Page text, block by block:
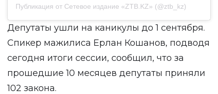
Публикация от Сетевое издание «ZTB.KZ» (@ztb_kz)
Депутаты ушли на каникулы до 1 сентября.
Спикер мажилиса Ерлан Кошанов, подводя
сегодня итоги сессии, сообщил, что за
прошедшие 10 месяцев депутаты приняли
102 закона.